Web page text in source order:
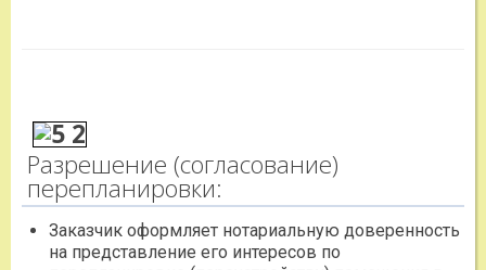
Разрешение (согласование)
перепланировки:
Заказчик оформляет нотариальную доверенность
на представление его интересов по